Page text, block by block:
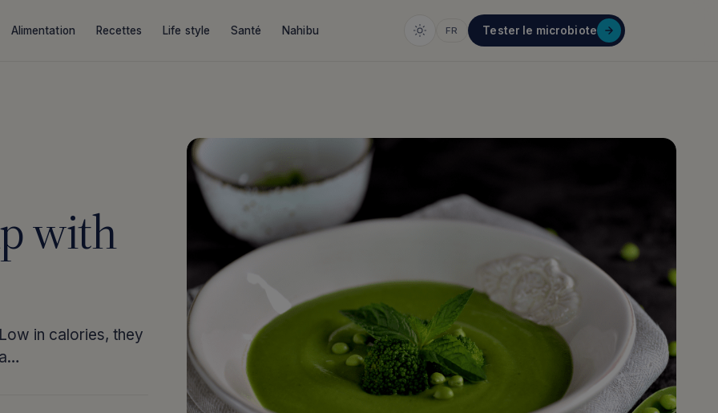
Alimentation Recettes Life style Santé Nahibu FR Tester le microbiote
with
in calories, they